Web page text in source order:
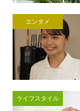
エンタメ
ライフスタイル